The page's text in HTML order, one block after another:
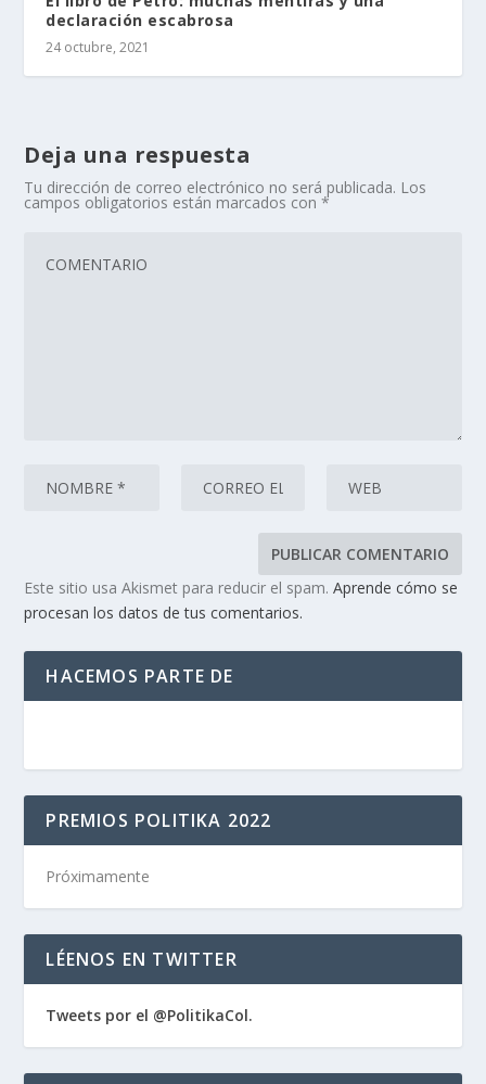
declaración escabrosa
24 octubre, 2021
Deja una respuesta
Tu dirección de correo electrónico no será publicada. Los
campos obligatorios están marcados con*
Este sitio usa Akismet para reducir el spam.Aprende cómo se
procesan los datos de tus comentarios.
HACEMOS PARTE DE
PREMIOS POLITIKA 2022
Próximamente
LÉENOS EN TWITTER
Tweets por el @PolitikaCol.